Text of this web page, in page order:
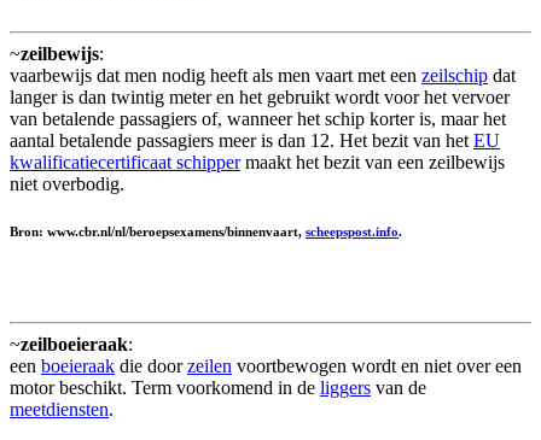
~zeilbewijs:
vaarbewijs dat men nodig heeft als men vaart met een zeilschip dat
langer is dan twintig meter en het gebruikt wordt voor het vervoer
van betalende passagiers of, wanneer het schip korter is, maar het
aantal betalende passagiers meer is dan 12. Het bezit van het EU
kwalificatiecertificaat schippermaakt het bezit van een zeilbewijs
niet overbodig.
Bron: www.cbr.nl/nl/beroepsexamens/binnenvaart, scheepspost.info.
~zeilboeieraak:
een boeieraak die doorzeilen voortbewogen wordt en niet over een
motor beschikt. Term voorkomend in de liggers van de
meetdiensten.